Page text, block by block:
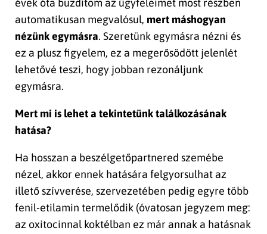
évek óta buzdítom az ügyfeleimet most részben
automatikusan megvalósul, mert máshogyan
nézünk egymásra. Szeretünk egymásra nézni és
ez a plusz figyelem, ez a megerősödött jelenlét
lehetővé teszi, hogy jobban rezonáljunk
egymásra.
Mert mi is lehet a tekintetünk találkozásának
hatása?
Ha hosszan a beszélgetőpartnered szemébe
nézel, akkor ennek hatására felgyorsulhat az
illető szívverése, szervezetében pedig egyre több
fenil-etilamin termelődik (óvatosan jegyzem meg:
az oxitocinnal koktélban ez már annak a hatásnak